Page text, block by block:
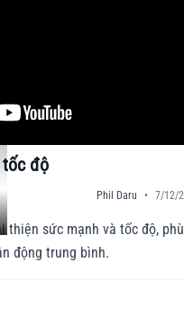
độ
Phil Daru • 7/12/
thiện sức mạnh và tốc độ, phù
động trung bình.